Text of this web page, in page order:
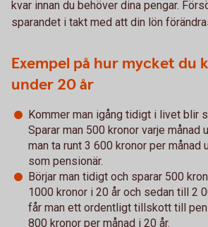
kvar innan du behöver dina pengar.
sparandet i takt med att din lön
Exempel på hur mycket du
under 20 år
Kommer man igång tidigt i livet blir
Sparar man 500 kronor varje månad
man ta runt 3 600 kronor per månad
som pensionär.
Börjar man tidigt och sparar 500
1000 kronor i 20 år och sedan till 2
får man ett ordentligt tillskott till
800 kronor per månad i 20 år.